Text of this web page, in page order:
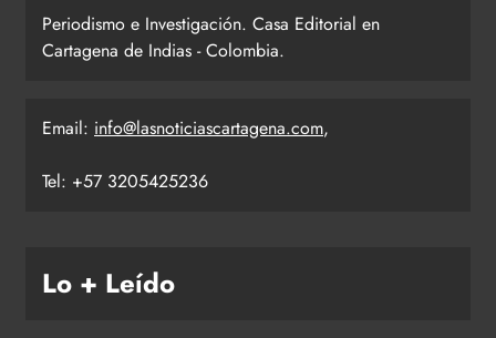
Periodismo e Investigación. Casa Editorial en
Cartagena de Indias - Colombia.
Email: info@lasnoticiascartagena.com,
Tel: +57 3205425236
Lo + Leído